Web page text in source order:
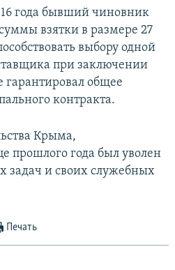
года бывший чиновник
взятки в размере 27
выбору одной
при заключении
гарантировал общее
контракта.
Крыма,
прошлого года был уволен
задач и своих служебных
Печать